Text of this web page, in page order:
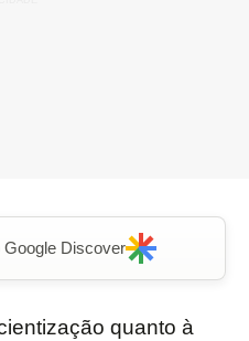
Google Discover
quanto à